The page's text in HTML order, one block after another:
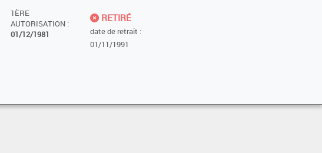
1ÈRE
AUTORISATION :
01/12/1981
RETIRÉ
date de retrait :
01/11/1991